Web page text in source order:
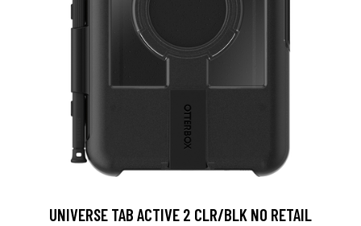
UNIVERSE TAB ACTIVE 2 CLR/BLK NO RETAIL